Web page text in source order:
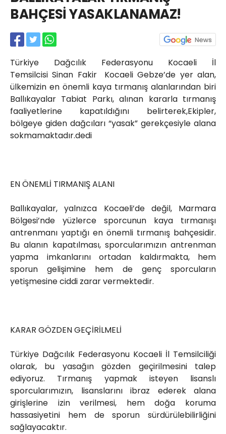
BAHÇESİ YASAKLANAMAZ!
Türkiye Dağcılık Federasyonu Kocaeli İl
Temsilcisi Sinan Fakir
Kocaeli Gebze’de yer alan,
ülkemizin en önemli kaya tırmanış alanlarından biri
Ballıkayalar Tabiat Parkı, alınan kararla tırmanış
faaliyetlerine kapatıldığını belirterek,Ekipler,
bölgeye giden dağcıları “yasak” gerekçesiyle alana
sokmamaktadır.dedi
EN ÖNEMLİ TIRMANIŞ ALANI
Ballıkayalar, yalnızca Kocaeli’de değil, Marmara
Bölgesi’nde yüzlerce sporcunun kaya tırmanışı
antrenmanı yaptığı en önemli tırmanış bahçesidir.
Bu alanın kapatılması, sporcularımızın antrenman
yapma imkanlarını ortadan kaldırmakta, hem
sporun gelişimine hem de genç sporcuların
yetişmesine ciddi zarar vermektedir.
KARAR GÖZDEN GEÇİRİLMELİ
Türkiye Dağcılık Federasyonu Kocaeli İl Temsilciliği
olarak, bu yasağın gözden geçirilmesini talep
ediyoruz. Tırmanış yapmak isteyen lisanslı
sporcularımızın, lisanslarını ibraz ederek alana
girişlerine izin verilmesi, hem doğa koruma
hassasiyetini hem de sporun sürdürülebilirliğini
sağlayacaktır.
Yahya Kaptan Mahallesi
Akkavaklar Caddesi No:17/4 İzmit-
kocaelisokak@gmail.com